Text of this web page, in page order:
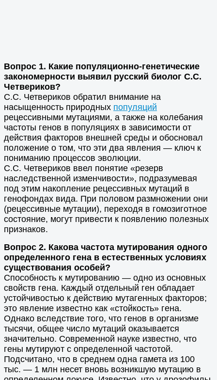
Вопрос 1. Какие популяционно-генетические
закономерности выявил русский биолог С.С.
Четвериков?
С.С. Четвериков обратил внимание на
насыщенность природных популяций
рецессивными мутациями, а также на колебания
частоты генов в популяциях в зависимости от
действия факторов внешней среды и обосновал
положение о том, что эти два явления — ключ к
пониманию процессов эволюции.
С.С. Четвериков ввел понятие «резерв
наследственной изменчивости», подразумевая
под этим накопление рецессивных мутаций в
генофондах вида. При половом размножении они
(рецессивные мутации), переходя в гомозиготное
состояние, могут привести к появлению полезных
признаков.
Вопрос 2. Какова частота мутирования одного
определенного гена в естественных условиях
существования особей?
Способность к мутированию — одно из основных
свойств гена. Каждый отдельный ген обладает
устойчивостью к действию мутагенных факторов;
это явление известно как «стойкость» гена.
Однако вследствие того, что генов в организме
тысячи, общее число мутаций оказывается
значительно. Современной науке известно, что
гены мутируют с определенной частотой.
Подсчитано, что в среднем одна гамета из 100
тыс. — 1 млн несет вновь возникшую мутацию в